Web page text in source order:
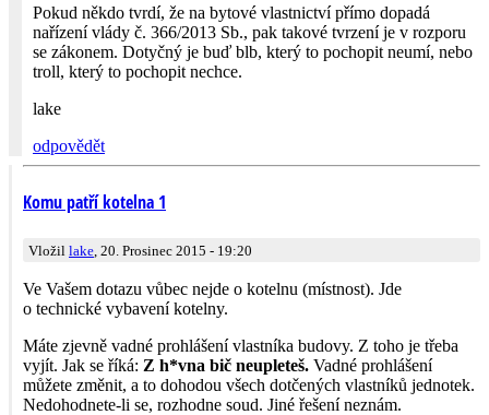
Pokud někdo tvrdí, že na bytové vlastnictví přímo dopadá
nařízení vlády č. 366/2013 Sb., pak takové tvrzení je v rozporu
se zákonem. Dotyčný je buď blb, který to pochopit neumí, nebo
troll, který to pochopit nechce.
lake
odpovědět
Komu patří kotelna 1
Vložil lake , 20. Prosinec 2015 - 19:20
Ve Vašem dotazu vůbec nejde o kotelnu (místnost). Jde
o technické vybavení kotelny.
Máte zjevně vadné prohlášení vlastníka budovy. Z toho je třeba
vyjít. Jak se říká: Z h*vna bič neupleteš. Vadné prohlášení
můžete změnit, a to dohodou všech dotčených vlastníků jednotek.
Nedohodnete-li se, rozhodne soud. Jiné řešení neznám.